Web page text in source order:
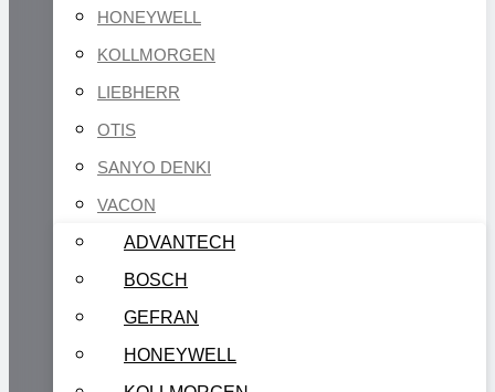
HONEYWELL
KOLLMORGEN
LIEBHERR
OTIS
SANYO DENKI
VACON
ADVANTECH
BOSCH
GEFRAN
HONEYWELL